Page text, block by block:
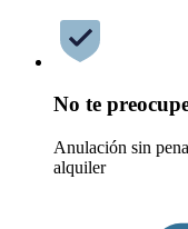
No te
Anulación sin
alquiler